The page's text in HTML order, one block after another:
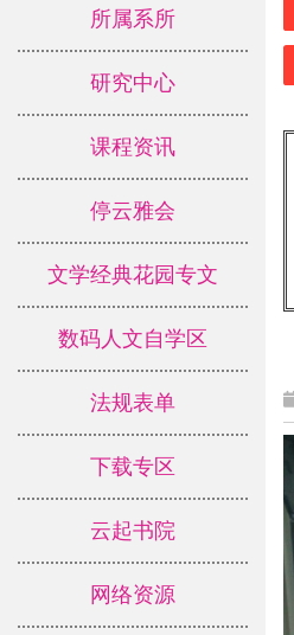
所属系所
研究中心
课程资讯
停云雅会
文学经典花园专文
数码人文自学区
法规表单
下载专区
云起书院
网络资源